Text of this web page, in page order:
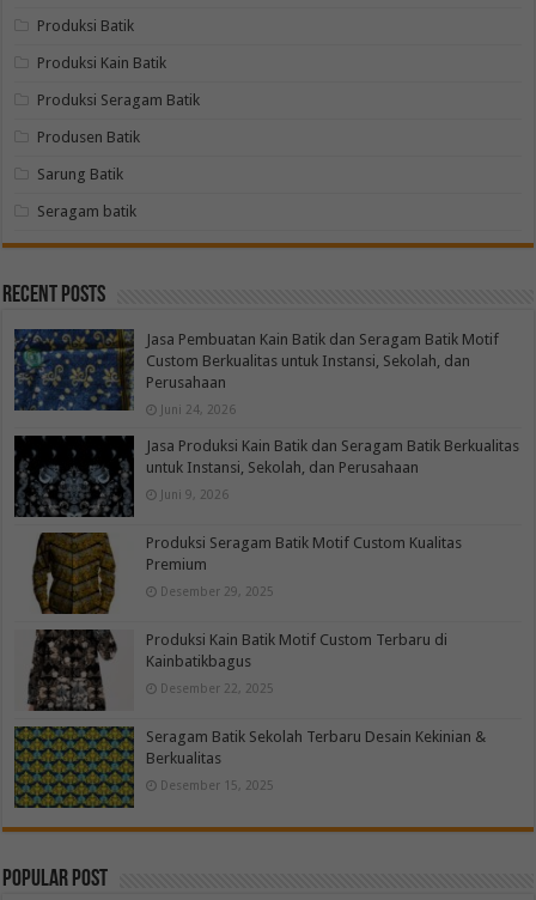
Produksi Batik
Produksi Kain Batik
Produksi Seragam Batik
Produsen Batik
Sarung Batik
Seragam batik
Recent Posts
Jasa Pembuatan Kain Batik dan Seragam Batik Motif
Custom Berkualitas untuk Instansi, Sekolah, dan
Perusahaan
Juni 24, 2026
Jasa Produksi Kain Batik dan Seragam Batik Berkualitas
untuk Instansi, Sekolah, dan Perusahaan
Juni 9, 2026
Produksi Seragam Batik Motif Custom Kualitas
Premium
Desember 29, 2025
Produksi Kain Batik Motif Custom Terbaru di
Kainbatikbagus
Desember 22, 2025
Seragam Batik Sekolah Terbaru Desain Kekinian &
Berkualitas
Desember 15, 2025
Popular Post